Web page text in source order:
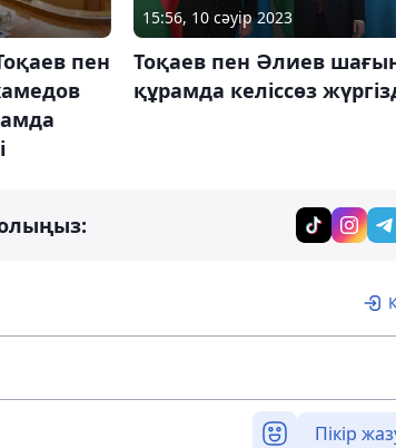
пен
15:56, 10 сәуір 2023
Тоқаев пен Әлиев
құрамда келіссөз
Пікір